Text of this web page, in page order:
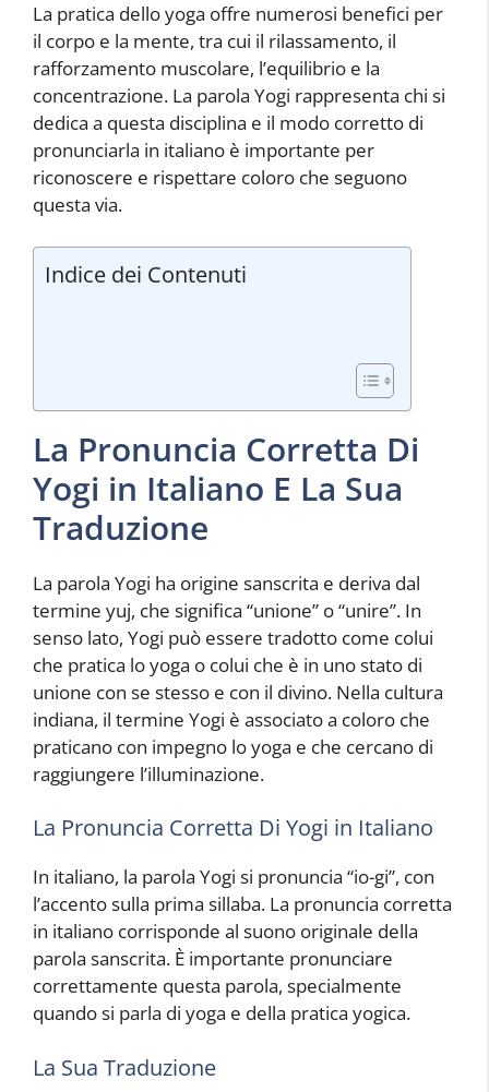
La pratica dello yoga offre numerosi benefici per
il corpo e la mente, tra cui il rilassamento, il
rafforzamento muscolare, l’equilibrio e la
concentrazione. La parola Yogi rappresenta chi si
dedica a questa disciplina e il modo corretto di
pronunciarla in italiano è importante per
riconoscere e rispettare coloro che seguono
questa via.
Indice dei Contenuti
La Pronuncia Corretta Di
Yogi in Italiano E La Sua
Traduzione
La parola Yogi ha origine sanscrita e deriva dal
termine yuj, che significa “unione” o “unire”. In
senso lato, Yogi può essere tradotto come colui
che pratica lo yoga o colui che è in uno stato di
unione con se stesso e con il divino. Nella cultura
indiana, il termine Yogi è associato a coloro che
praticano con impegno lo yoga e che cercano di
raggiungere l’illuminazione.
La Pronuncia Corretta Di Yogi in Italiano
In italiano, la parola Yogi si pronuncia “io-gi”, con
l’accento sulla prima sillaba. La pronuncia corretta
in italiano corrisponde al suono originale della
parola sanscrita. È importante pronunciare
correttamente questa parola, specialmente
quando si parla di yoga e della pratica yogica.
La Sua Traduzione